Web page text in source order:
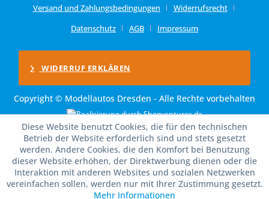
Versand und Zahlungsbedingungen
Widerrufsrecht
Datenschutz
AGB Impressum
WIDERRUF ERKLÄREN
Copyright © Modellautos Dresden - Alle Rechte vorbehalten
Diese Website benutzt Cookies, die für den technischen
Betrieb der Website erforderlich sind und stets gesetzt
werden. Andere Cookies, die den Komfort bei Benutzung
dieser Website erhöhen, der Direktwerbung dienen oder die
Interaktion mit anderen Websites und sozialen Netzwerken
vereinfachen sollen, werden nur mit Ihrer Zustimmung gesetzt.
Mehr Informationen